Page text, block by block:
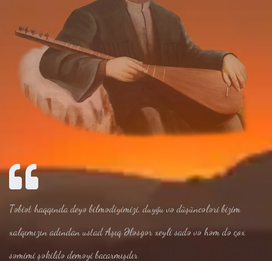
Təbiət haqqında deyə bilmədiyimizi, duyğu və düşüncələri bizim
xalqımızın adından ustad Aşıq Ələsgər xeyli sadə və həm də çox
səmimi şəkildə deməyi bacarmışdır